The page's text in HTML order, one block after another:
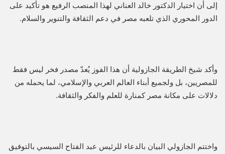
إلى أن اختيار الدكتور خالد العناني لهذا المنصب الرفيع هو تأكيد على
الدور المحوري الذي تلعبه مصر في دعم الثقافة والتنوير والسلام.
وأكد شيخ الطريقة الجازولية أن هذا الفوز يُعدّ مصدر فخر ليس فقط
للمصريين، بل ولجميع أبناء العالم العربي والإسلامي، لما يحمله من
دلالات على مكانة مصر كمنارة للعلم والفكر والثقافة.
واختتم الجازولي البيان بالدعاء للرئيس عبد الفتاح السيسي بالتوفيق